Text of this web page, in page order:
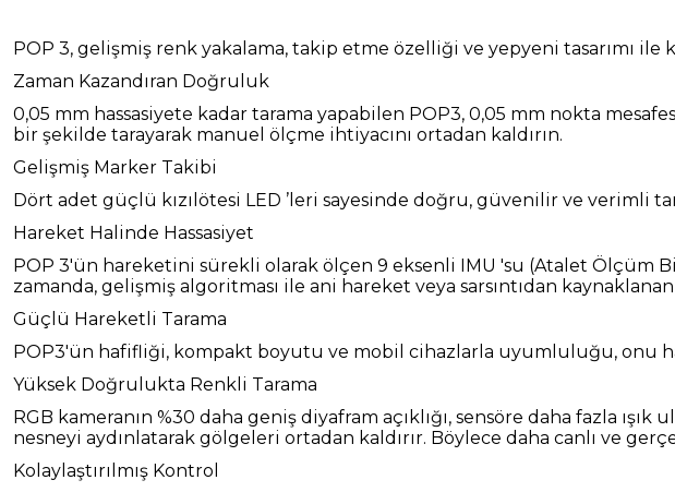
POP 3, gelişmiş renk yakalama, takip etme özelliği ve yepyeni tasarımı ile
Zaman Kazandıran Doğruluk
0,05 mm hassasiyete kadar tarama yapabilen POP3, 0,05 mm nokta
bir şekilde tarayarak manuel ölçme ihtiyacını ortadan kaldırın.
Gelişmiş Marker Takibi
Dört adet güçlü kızılötesi LED ’leri sayesinde doğru, güvenilir ve verimli
Hareket Halinde Hassasiyet
POP 3'ün hareketini sürekli olarak ölçen 9 eksenli IMU 'su (Atalet Ölçüm
zamanda, gelişmiş algoritması ile ani hareket veya sarsıntıdan
Güçlü Hareketli Tarama
POP3'ün hafifliği, kompakt boyutu ve mobil cihazlarla uyumluluğu, onu
Yüksek Doğrulukta Renkli Tarama
RGB kameranın %30 daha geniş diyafram açıklığı, sensöre daha fazla
nesneyi aydınlatarak gölgeleri ortadan kaldırır. Böylece daha canlı ve
Kolaylaştırılmış Kontrol